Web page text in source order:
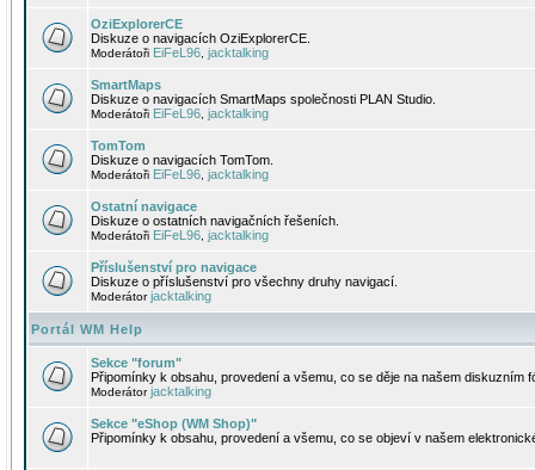
OziExplorerCE
Diskuze o navigacích OziExplorerCE.
Moderátoři EiFeL96 jacktalking
SmartMaps
Diskuze o navigacích SmartMaps společnosti PLAN Studio.
Moderátoři EiFeL96 jacktalking
TomTom
Diskuze o navigacích TomTom.
Moderátoři EiFeL96 jacktalking
Ostatní navigace
Diskuze o ostatních navigačních řešeních.
Moderátoři EiFeL96 jacktalking
Příslušenství pro navigace
Diskuze o příslušenství pro všechny druhy navigací.
Moderátorjacktalking
Portál WM Help
Sekce "forum"
Připomínky k obsahu, provedení a všemu, co se děje na našem diskuzním
Moderátorjacktalking
Sekce "eShop (WM Shop)"
Připomínky k obsahu, provedení a všemu, co se objeví v našem